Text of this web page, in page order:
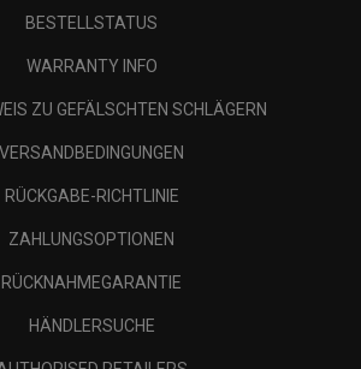
BESTELLSTATUS
WARRANTY INFO
ZU GEFÄLSCHTEN SCHLÄGERN
VERSANDBEDINGUNGEN
RÜCKGABE-RICHTLINIE
ZAHLUNGSOPTIONEN
RÜCKNAHMEGARANTIE
HÄNDLERSUCHE